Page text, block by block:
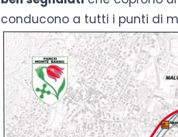
conducono a tutti i punti di